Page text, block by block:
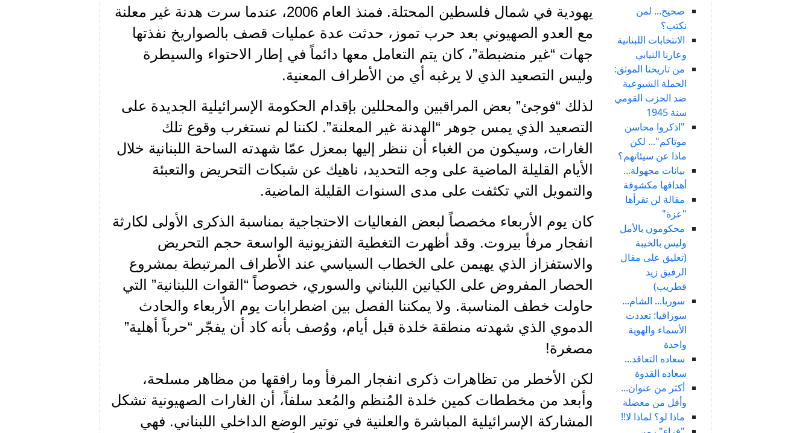
صحيح... لمن
نكتب؟
الانتخابات اللبنانية
وعارنا النيابي
من تاريخنا الموثق:
الحملة الشيوعية
ضد الحزب القومي
سنة 1945
"اذكروا محاسن
موتاكم"... لكن
ماذا عن سيئاتهم؟
بيانات مجهولة...
أهدافها مكشوفة
مقالة لن تقرأها
"عزة"
محكومون بالأمل
وليس بالخيبة
(تعليق على مقال
الرفيق زيد
قطريب)
سوريا... الشام...
سوراقيا: تعددت
الأسماء والهوية
واحدة
سعاده التعاقد...
سعاده القدوة
أكثر من عنوان...
وأقل من معضلة
ماذا لو؟ لماذا لا!!
يهودية في شمال فلسطين المحتلة. فمنذ العام 2006، عندما سرت هدنة غير معلنة
مع العدو الصهيوني بعد حرب تموز، حدثت عدة عمليات قصف بالصواريخ نفذتها
جهات “غير منضبطة”، كان يتم التعامل معها دائماً في إطار الاحتواء والسيطرة
وليس التصعيد الذي لا يرغبه أي من الأطراف المعنية.
لذلك “فوجئ” بعض المراقبين والمحللين بإقدام الحكومة الإسرائيلية الجديدة على
التصعيد الذي يمس جوهر “الهدنة غير المعلنة”. لكننا لم نستغرب وقوع تلك
الغارات، وسيكون من الغباء أن ننظر إليها بمعزل عمّا شهدته الساحة اللبنانية خلال
الأيام القليلة الماضية على وجه التحديد، ناهيك عن شبكات التحريض والتعبئة
والتمويل التي تكثفت على مدى السنوات القليلة الماضية.
كان يوم الأربعاء مخصصاً لبعض الفعاليات الاحتجاجية بمناسبة الذكرى الأولى لكارثة
انفجار مرفأ بيروت. وقد أظهرت التغطية التفزيونية الواسعة حجم التحريض
والاستفزاز الذي يهيمن على الخطاب السياسي عند الأطراف المرتبطة بمشروع
الحصار المفروض على الكيانين اللبناني والسوري، خصوصاً “القوات اللبنانية” التي
حاولت خطف المناسبة. ولا يمكننا الفصل بين اضطرابات يوم الأربعاء والحادث
الدموي الذي شهدته منطقة خلدة قبل أيام، ووُصف بأنه كاد أن يفجّر “حرباً أهلية”
مصغرة!
لكن الأخطر من تظاهرات ذكرى انفجار المرفأ وما رافقها من مظاهر مسلحة،
وأبعد من مخططات كمين خلدة المُنظم والمُعد سلفاً، أن الغارات الصهيونية تشكل
المشاركة الإسرائيلية المباشرة والعلنية في توتير الوضع الداخلي اللبناني. فهي